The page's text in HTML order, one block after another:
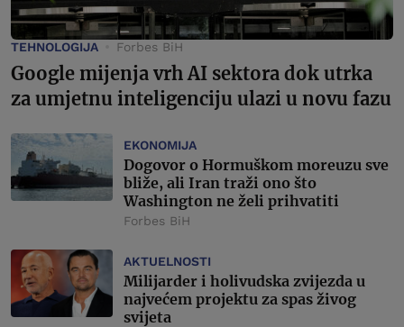
TEHNOLOGIJA Forbes BiH
Google mijenja vrh AI sektora dok utrka
za umjetnu inteligenciju ulazi u novu fazu
EKONOMIJA
Dogovor o Hormuškom moreuzu sve
bliže, ali Iran traži ono što
Washington ne želi prihvatiti
Forbes BiH
AKTUELNOSTI
Milijarder i holivudska zvijezda u
najvećem projektu za spas živog
svijeta